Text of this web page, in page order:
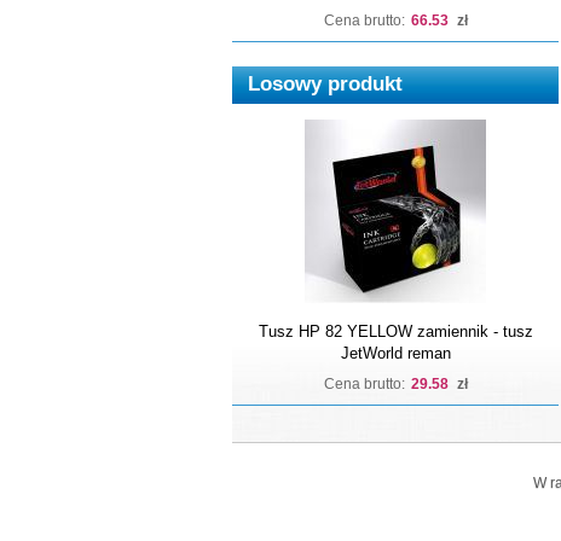
Cena brutto: 66.53 zł
Losowy produkt
Tusz HP 82 YELLOW zamiennik - tusz
JetWorld reman
Cena brutto: 29.58 zł
W